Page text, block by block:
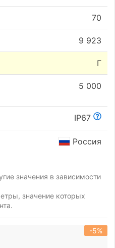
70
9 923
Г
5 000
IP67
Россия
значения в зависимости
значение которых
-5%